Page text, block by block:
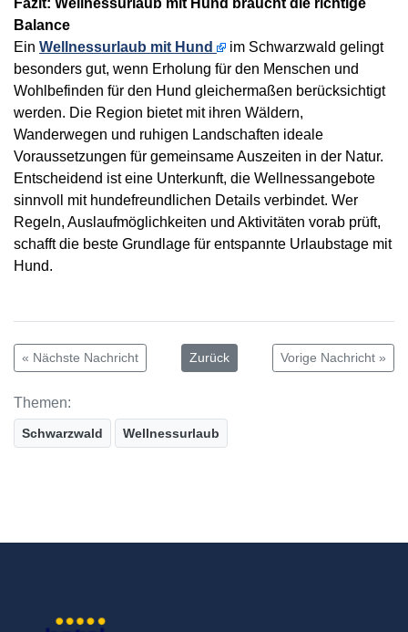
Fazit: Wellnessurlaub mit Hund braucht die richtige
Balance
Ein Wellnessurlaub mit Hund
im Schwarzwald gelingt
besonders gut, wenn Erholung für den Menschen und
Wohlbefinden für den Hund gleichermaßen berücksichtigt
werden. Die Region bietet mit ihren Wäldern,
Wanderwegen und ruhigen Landschaften ideale
Voraussetzungen für gemeinsame Auszeiten in der Natur.
Entscheidend ist eine Unterkunft, die Wellnessangebote
sinnvoll mit hundefreundlichen Details verbindet. Wer
Regeln, Auslaufmöglichkeiten und Aktivitäten vorab prüft,
schafft die beste Grundlage für entspannte Urlaubstage mit
Hund.
« Nächste Nachricht Zurück Vorige Nachricht »
Themen:
Schwarzwald Wellnessurlaub